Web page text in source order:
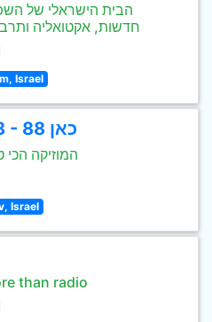
הבית הישראלי של
חדשות, אקטואליה
Israel
KAN 88 - כאן 88
המוזיקה הכי
Israel
than radio